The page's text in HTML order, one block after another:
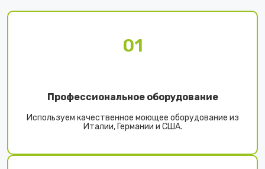
01
Профессиональное оборудование
Используем качественное моющее оборудование из
Италии, Германии и США.